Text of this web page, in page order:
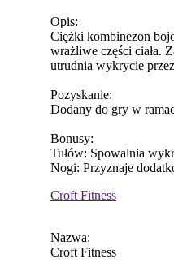
Opis:
Ciężki kombinezon
wrażliwe części ciała.
utrudnia wykrycie
Pozyskanie:
Dodany do gry w
Bonusy:
Tułów: Spowalnia
Nogi: Przyznaje
Croft Fitness
Nazwa:
Croft Fitness